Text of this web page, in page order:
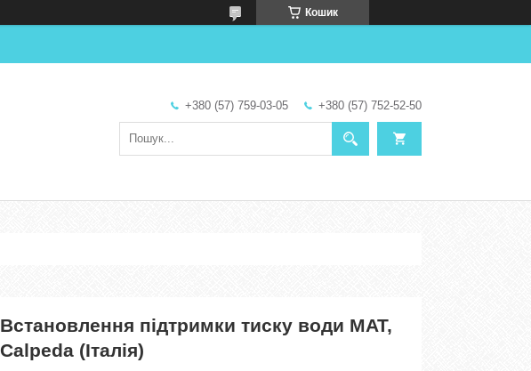
Кошик
+380 (57) 759-03-05 +380 (57) 752-52-50
Встановлення підтримки тиску води MAT,
Calpeda (Італія)